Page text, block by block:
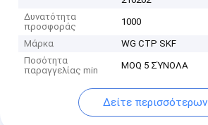
Δυνατότητα
προσφοράς
1000
Μάρκα
WG CTP SKF
Ποσότητα
παραγγελίας min
MOQ 5 ΣΎΝΟΛΑ
Δείτε περισσότερων